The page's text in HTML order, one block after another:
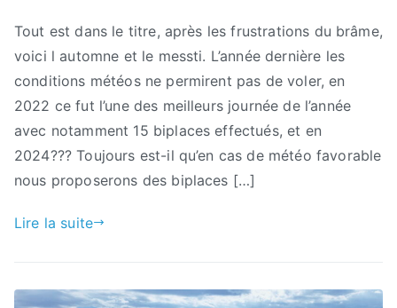
Tout est dans le titre, après les frustrations du brâme,
voici l automne et le messti. L’année dernière les
conditions météos ne permirent pas de voler, en
2022 ce fut l’une des meilleurs journée de l’année
avec notamment 15 biplaces effectués, et en
2024??? Toujours est-il qu’en cas de météo favorable
nous proposerons des biplaces […]
Lire la suite